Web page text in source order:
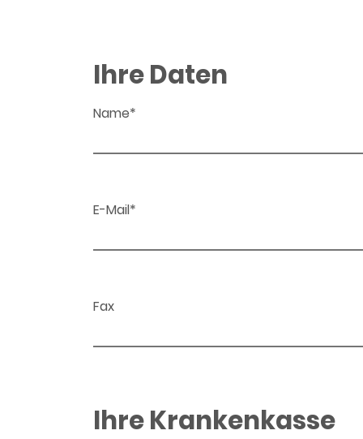
Ihre Daten
Name*
E-Mail*
Fax
Ihre Krankenkasse